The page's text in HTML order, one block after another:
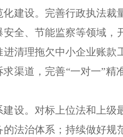
建设。完善行政执法
全、节能监察等领域
清理拖欠中小企业账款
渠道，完善“一对一”
设。对标上位法和上
法治体系；持续做好规